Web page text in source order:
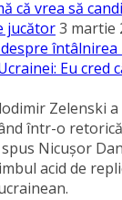
că vrea să
jucător3 martie
Eu cred
Zelenski
într-o
Nicuşor
acid de